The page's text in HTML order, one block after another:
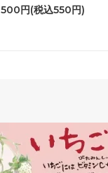
500円(税込550円)